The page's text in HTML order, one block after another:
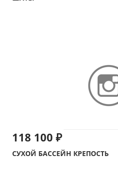
118 100 ₽
СУХОЙ БАССЕЙН КРЕПОСТЬ